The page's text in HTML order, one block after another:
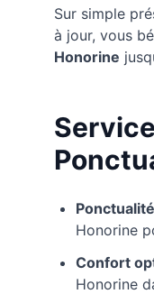
Sur simple
à jour, vous
Honorine
Honorine
Confort
Honorine